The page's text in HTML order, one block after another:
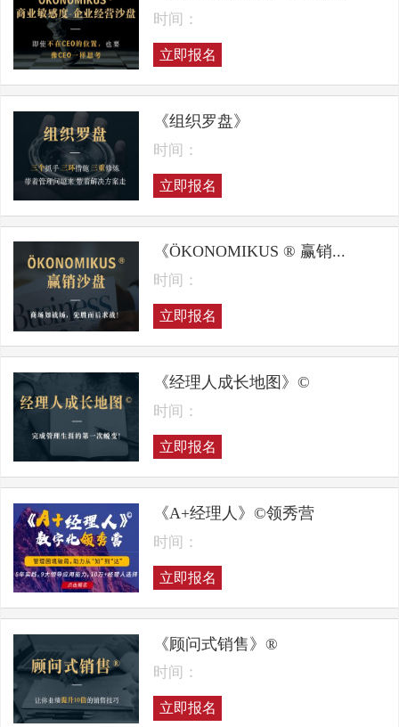
时间：
立即报名
《组织罗盘》
时间：
立即报名
《ÖKONOMIKUS ® 赢销...
时间：
立即报名
《经理人成长地图》©
时间：
立即报名
《A+经理人》©领秀营
时间：
立即报名
《顾问式销售》®
时间：
立即报名